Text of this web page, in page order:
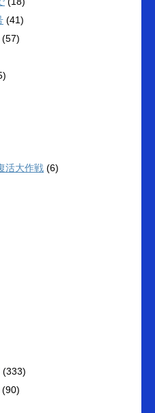
(41)
(57)
活大作戦 (6)
(333)
(90)